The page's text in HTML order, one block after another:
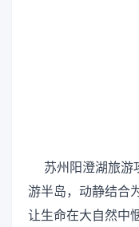
苏州阳澄湖旅游
游半岛，动静结合
让生命在大自然中